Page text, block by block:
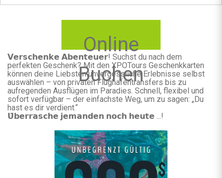
Online
Buchen
𝗩𝗲𝗿𝘀𝗰𝗵𝗲𝗻𝗸𝗲 𝗔𝗯𝗲𝗻𝘁𝗲𝘂𝗲𝗿! Suchst du nach dem
perfekten Geschenk? Mit den XPOTours Geschenkkarten
können deine Liebsten unvergessliche Erlebnisse selbst
auswählen – von privaten Flughafentransfers bis zu
aufregenden Ausflügen im Paradies. Schnell, flexibel und
sofort verfügbar – der einfachste Weg, um zu sagen: „Du
hast es dir verdient.“
𝗨̈𝗯𝗲𝗿𝗿𝗮𝘀𝗰𝗵𝗲 𝗷𝗲𝗺𝗮𝗻𝗱𝗲𝗻 𝗻𝗼𝗰𝗵 𝗵𝗲𝘂𝘁𝗲 ...!